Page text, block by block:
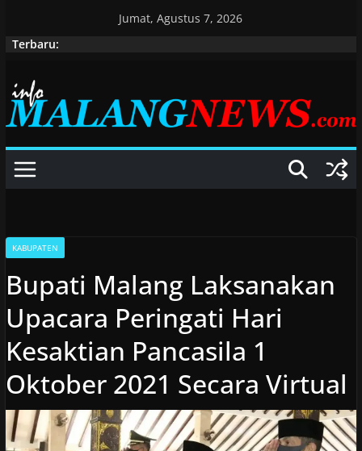
Jumat, Agustus 7, 2026
Terbaru:
KABUPATEN
Bupati Malang Laksanakan
Upacara Peringati Hari
Kesaktian Pancasila 1
Oktober 2021 Secara Virtual